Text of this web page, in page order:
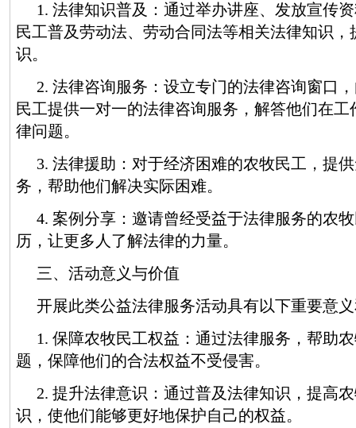
1. 法律知识普及：通过举办讲座、发放宣传
民工普及劳动法、劳动合同法等相关法律知识
识。
2. 法律咨询服务：设立专门的法律咨询窗口
民工提供一对一的法律咨询服务，解答他们在
律问题。
3. 法律援助：对于经济困难的农牧民工，提
务，帮助他们解决实际困难。
4. 案例分享：邀请曾经受益于法律服务的农
历，让更多人了解法律的力量。
三、活动意义与价值
开展此类公益法律服务活动具有以下重要意
1. 保障农牧民工权益：通过法律服务，帮助
题，保障他们的合法权益不受侵害。
2. 提升法律意识：通过普及法律知识，提高
识，使他们能够更好地保护自己的权益。